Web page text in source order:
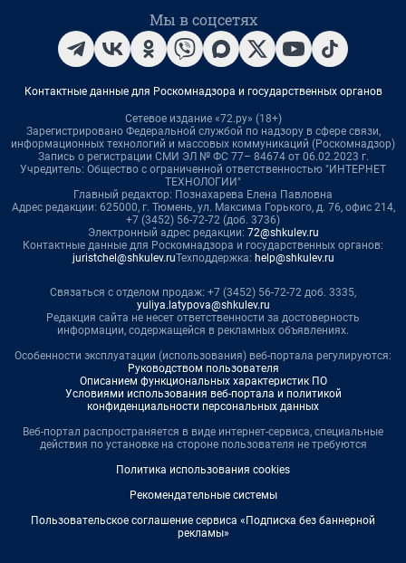
Мы в соцсетях
Контактные данные для Роскомнадзора и государственных органов
Сетевое издание «72.ру» (18+)
Зарегистрировано Федеральной службой по надзору в сфере связи,
информационных технологий и массовых коммуникаций (Роскомнадзор)
Запись о регистрации СМИ ЭЛ № ФС 77– 84674 от 06.02.2023 г.
Учредитель: Общество с ограниченной ответственностью "ИНТЕРНЕТ
ТЕХНОЛОГИИ"
Главный редактор: Познахарева Елена Павловна
Адрес редакции: 625000, г. Тюмень, ул. Максима Горького, д. 76, офис 214,
+7 (3452) 56-72-72 (доб. 3736)
Электронный адрес редакции: 72@shkulev.ru
Контактные данные для Роскомнадзора и государственных органов:
juristchel@shkulev.ruТехподдержка: help@shkulev.ru
Связаться с отделом продаж: +7 (3452) 56-72-72 доб. 3335,
yuliya.latypova@shkulev.ru
Редакция сайта не несет ответственности за достоверность
информации, содержащейся в рекламных объявлениях.
Особенности эксплуатации (использования) веб-портала регулируются:
Руководством пользователя
Описанием функциональных характеристик ПО
Условиями использования веб-портала и политикой
конфиденциальности персональных данных
Веб-портал распространяется в виде интернет-сервиса, специальные
действия по установке на стороне пользователя не требуются
Политика использования cookies
Рекомендательные системы
Пользовательское соглашение сервиса «Подписка без баннерной
рекламы»